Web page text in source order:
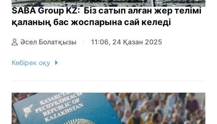
SABA Group KZ: Біз сатып алған жер телімі
қаланың бас жоспарына сай келеді
Әсел Болатқызы 11:06, 24 Қазан 2025
Көбірек оқу